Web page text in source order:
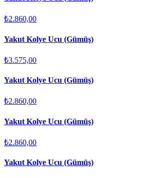
₺2.860,00
Yakut Kolye Ucu (Gümüş)
₺3.575,00
Yakut Kolye Ucu (Gümüş)
₺2.860,00
Yakut Kolye Ucu (Gümüş)
₺2.860,00
Yakut Kolye Ucu (Gümüş)